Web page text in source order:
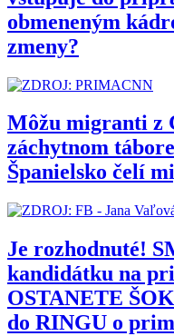
obmeneným
zmeny?
Môžu migranti z
záchytnom
Španielsko čelí
Je rozhodnuté!
kandidátku na
OSTANETE
do RINGU o